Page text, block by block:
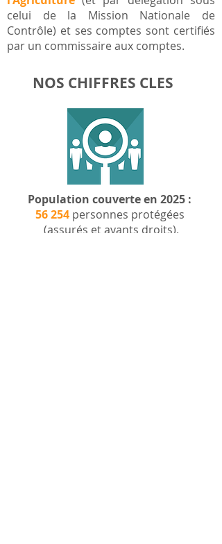
celui de la Mission Nationale de
Contrôle) et ses comptes sont certifiés
par un commissaire aux comptes.
NOS CHIFFRES CLES
Population couverte en 2025 :
56 254personnes protégées
(assurés et ayants droits).